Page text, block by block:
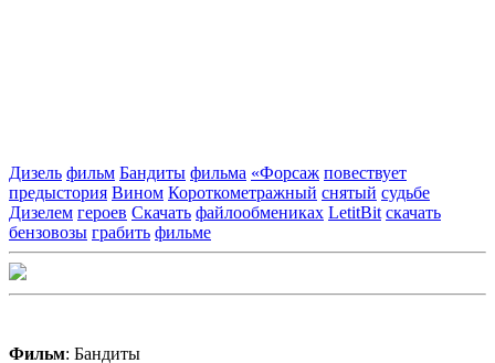
Дизель фильм Бандиты фильма «Форсаж повествует
предыстория Вином Короткометражный снятый судьбе
Дизелем героев Скачать файлообмениках LetitBit скачать
бензовозы грабить фильме
Фильм: Бандиты